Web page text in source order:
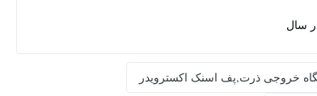
خروجی ذرت,پف اسنک اکسترویدر